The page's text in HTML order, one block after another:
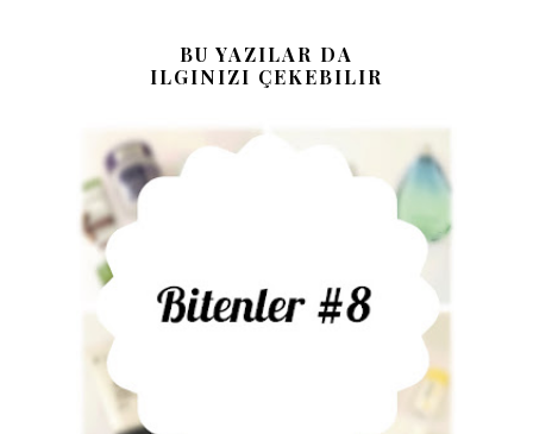
BU YAZILAR DA
ILGINIZI ÇEKEBILIR